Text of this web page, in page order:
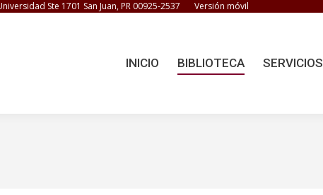
Ste 1701 San Juan, PR 00925-2537 Versión móvil
INICIO BIBLIOTECA SERVICIOS